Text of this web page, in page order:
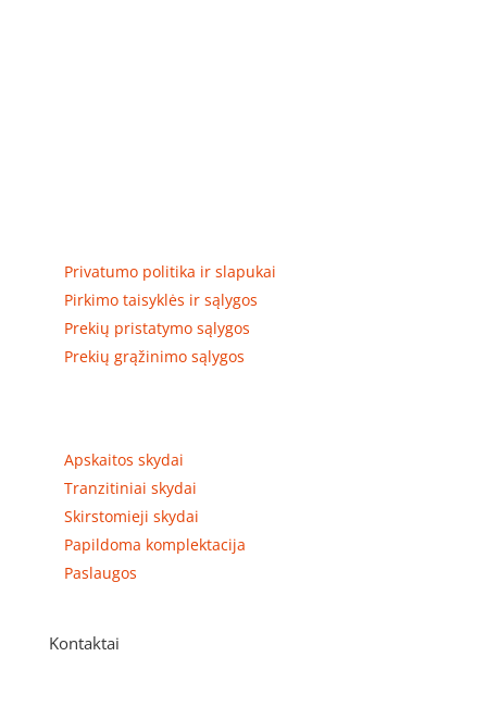
Privatumo politika ir slapukai
Pirkimo taisyklės ir sąlygos
Prekių pristatymo sąlygos
Prekių grąžinimo sąlygos
Apskaitos skydai
Tranzitiniai skydai
Skirstomieji skydai
Papildoma komplektacija
Paslaugos
Kontaktai